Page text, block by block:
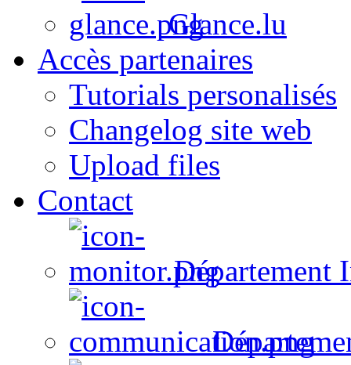
Glance.lu
Accès partenaires
Tutorials personalisés
Changelog site web
Upload files
Contact
Département